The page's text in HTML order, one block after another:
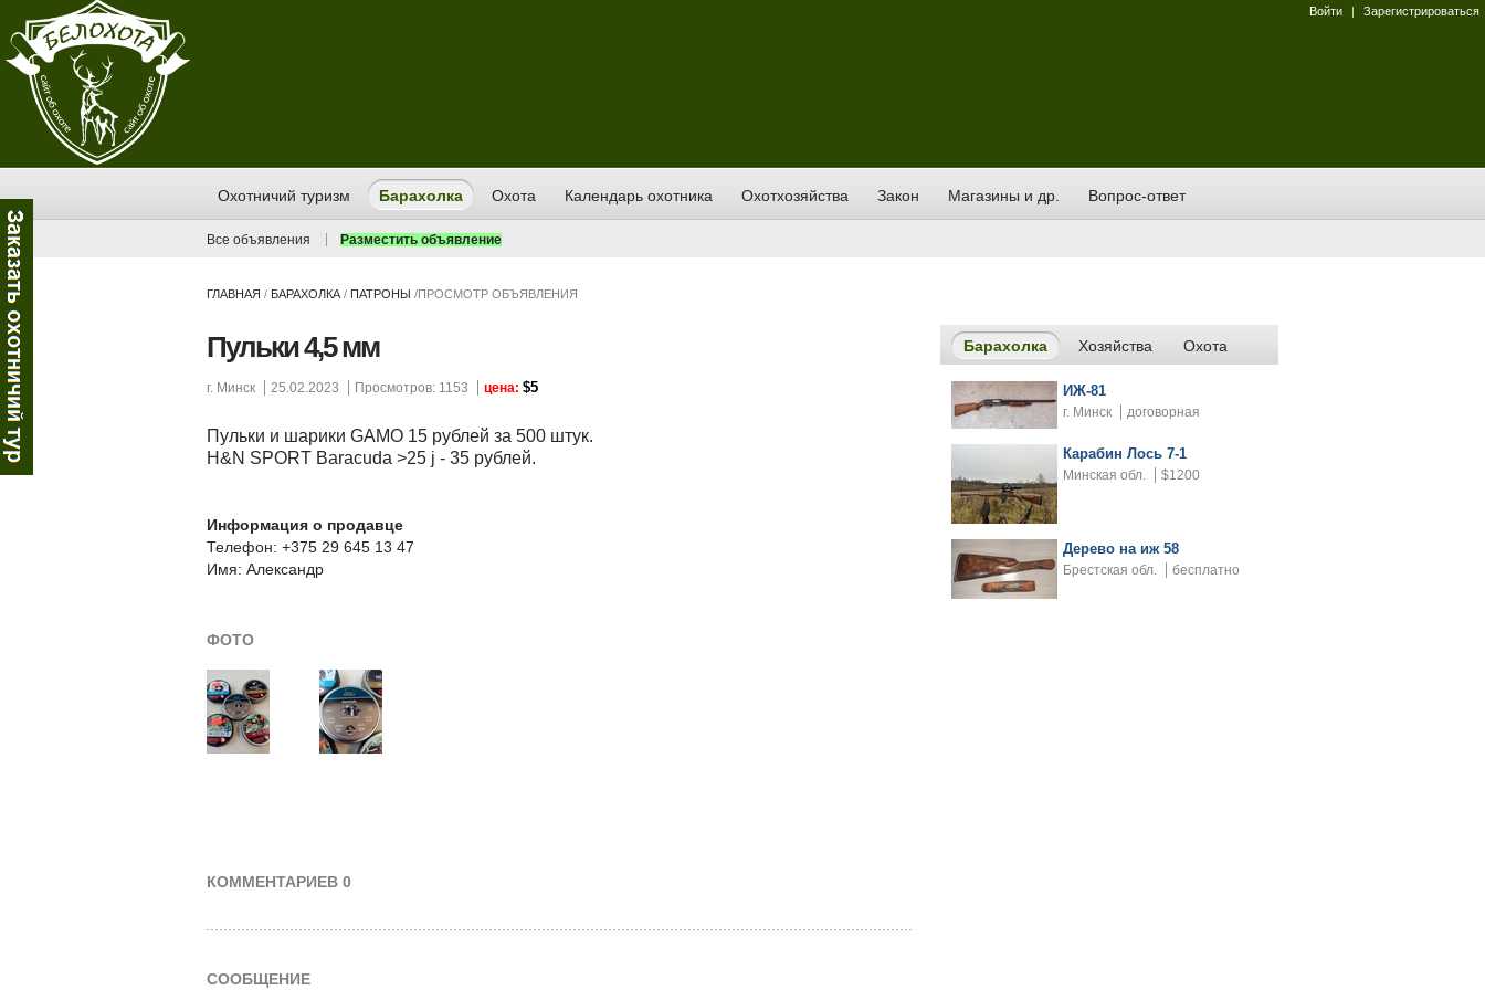
Войти | Зарегистрироваться
Охотничий туризм Барахолка Охота Календарь охотника Охотхозяйства Закон Магазины и др. Вопрос-ответ
Все объявления Разместить объявление
ГЛАВНАЯ / БАРАХОЛКА / ПАТРОНЫ /ПРОСМОТР ОБЪЯВЛЕНИЯ
Пульки 4,5 мм
г. Минск 25.02.2023 Просмотров: 1153 цена: $5
Пульки и шарики GAMO 15 рублей за 500 штук.
H&N SPORT Baracuda >25 j - 35 рублей.
Информация о продавце
Телефон: +375 29 645 13 47
Имя: Александр
ФОТО
КОММЕНТАРИЕВ 0
СООБЩЕНИЕ
Барахолка Хозяйства Охота
ИЖ-81
г. Минск договорная
Карабин Лось 7-1
Минская обл. $1200
Дерево на иж 58
Брестская обл. бесплатно